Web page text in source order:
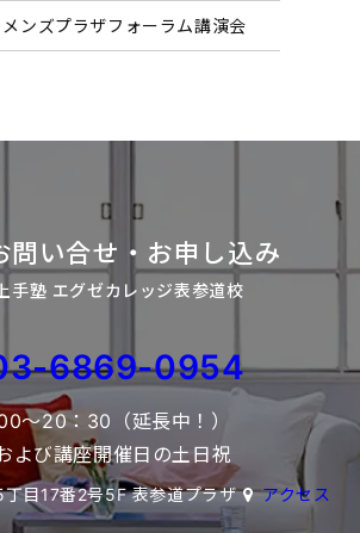
ンズプラザフォーラム講演会
問い合せ・お申し込み
手塾 エグゼカレッジ表参道校
6869-0954
～20：30（延長中！）
よび講座開催日の土日祝
目17番2号5F 表参道プラザ アクセス